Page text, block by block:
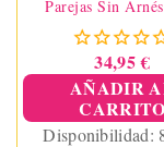
Parejas Sin
34,95 €
AÑADIR
CARRITO
Disponibilidad: